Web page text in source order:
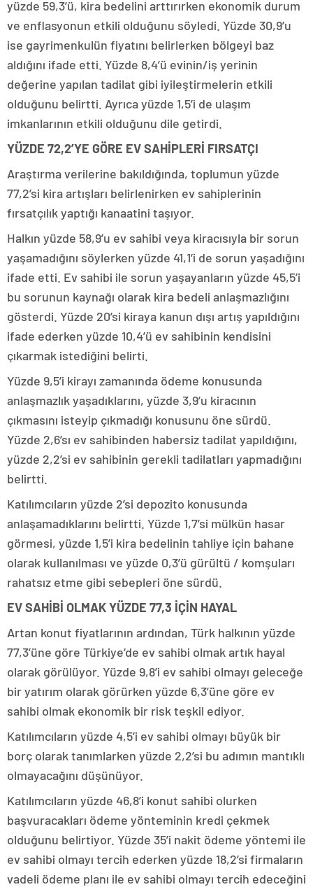
yüzde 59,3’ü, kira bedelini arttırırken ekonomik durum
ve enflasyonun etkili olduğunu söyledi. Yüzde 30,9’u
ise gayrimenkulün fiyatını belirlerken bölgeyi baz
aldığını ifade etti. Yüzde 8,4’ü evinin/iş yerinin
değerine yapılan tadilat gibi iyileştirmelerin etkili
olduğunu belirtti. Ayrıca yüzde 1,5’i de ulaşım
imkanlarının etkili olduğunu dile getirdi.
YÜZDE 72,2’YE GÖRE EV SAHİPLERİ FIRSATÇI
Araştırma verilerine bakıldığında, toplumun yüzde
77,2’si kira artışları belirlenirken ev sahiplerinin
fırsatçılık yaptığı kanaatini taşıyor.
Halkın yüzde 58,9’u ev sahibi veya kiracısıyla bir sorun
yaşamadığını söylerken yüzde 41,1’i de sorun yaşadığını
ifade etti. Ev sahibi ile sorun yaşayanların yüzde 45,5’i
bu sorunun kaynağı olarak kira bedeli anlaşmazlığını
gösterdi. Yüzde 20’si kiraya kanun dışı artış yapıldığını
ifade ederken yüzde 10,4’ü ev sahibinin kendisini
çıkarmak istediğini belirti.
Yüzde 9,5’i kirayı zamanında ödeme konusunda
anlaşmazlık yaşadıklarını, yüzde 3,9’u kiracının
çıkmasını isteyip çıkmadığı konusunu öne sürdü.
Yüzde 2,6’sı ev sahibinden habersiz tadilat yapıldığını,
yüzde 2,2’si ev sahibinin gerekli tadilatları yapmadığını
belirtti.
Katılımcıların yüzde 2’si depozito konusunda
anlaşamadıklarını belirtti. Yüzde 1,7’si mülkün hasar
görmesi, yüzde 1,5’i kira bedelinin tahliye için bahane
olarak kullanılması ve yüzde 0,3’ü gürültü / komşuları
rahatsız etme gibi sebepleri öne sürdü.
EV SAHİBİ OLMAK YÜZDE 77,3 İÇİN HAYAL
Artan konut fiyatlarının ardından, Türk halkının yüzde
77,3’üne göre Türkiye’de ev sahibi olmak artık hayal
olarak görülüyor. Yüzde 9,8’i ev sahibi olmayı geleceğe
bir yatırım olarak görürken yüzde 6,3’üne göre ev
sahibi olmak ekonomik bir risk teşkil ediyor.
Katılımcıların yüzde 4,5’i ev sahibi olmayı büyük bir
borç olarak tanımlarken yüzde 2,2’si bu adımın mantıklı
olmayacağını düşünüyor.
Katılımcıların yüzde 46,8’i konut sahibi olurken
başvuracakları ödeme yönteminin kredi çekmek
olduğunu belirtiyor. Yüzde 35’i nakit ödeme yöntemi ile
ev sahibi olmayı tercih ederken yüzde 18,2’si firmaların
vadeli ödeme planı ile ev sahibi olmayı tercih edeceğini